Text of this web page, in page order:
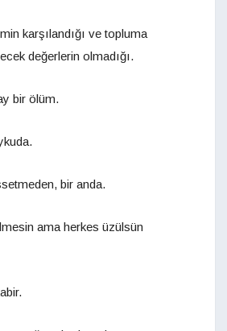
karşılandığı ve topluma
değerlerin olmadığı.
bir ölüm.
bir anda.
ama herkes üzülsün